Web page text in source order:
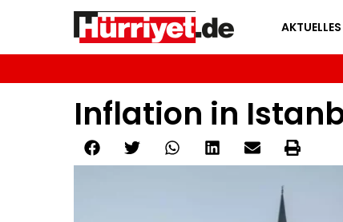
AKTUELLES
Inflation in